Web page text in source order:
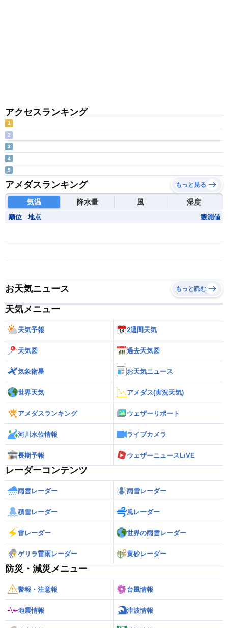
アクセスランキング
1
2
3
4
5
アメダスランキング もっと見る
気温 降水量 風 湿度
順位 地点 観測値
お天気ニュース もっと読む
天気メニュー
天気予報 2週間天気
天気図 過去天気図
気象衛星 お天気ニュース
世界天気 アメダス(実況天気)
アメダスランキング ウェザーリポート
河川水位情報 ライブカメラ
長期予報 ウェザーニュースLiVE
レーダーコンテンツ
雨雲レーダー 雨雪レーダー
積雪レーダー 風レーダー
雷レーダー 世界の雨雲レーダー
ゲリラ雷雨レーダー 黄砂レーダー
防災・減災メニュー
警報・注意報 台風情報
地震情報 津波情報